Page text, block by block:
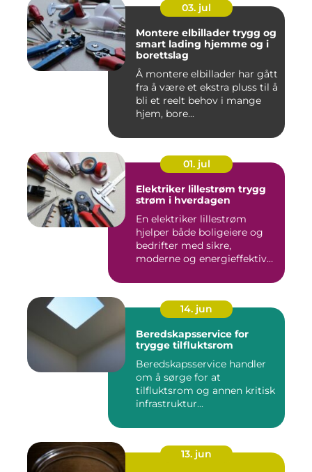
03. jul
Montere elbillader trygg og
smart lading hjemme og i
borettslag
Å montere elbillader har gått
fra å være et ekstra pluss til å
bli et reelt behov i mange
hjem, bore...
01. jul
Elektriker lillestrøm trygg
strøm i hverdagen
En elektriker lillestrøm
hjelper både boligeiere og
bedrifter med sikre,
moderne og energieffektive
14. jun
Beredskapsservice for
trygge tilfluktsrom
Beredskapsservice handler
om å sørge for at
tilfluktsrom og annen kritisk
infrastruktur...
13. jun